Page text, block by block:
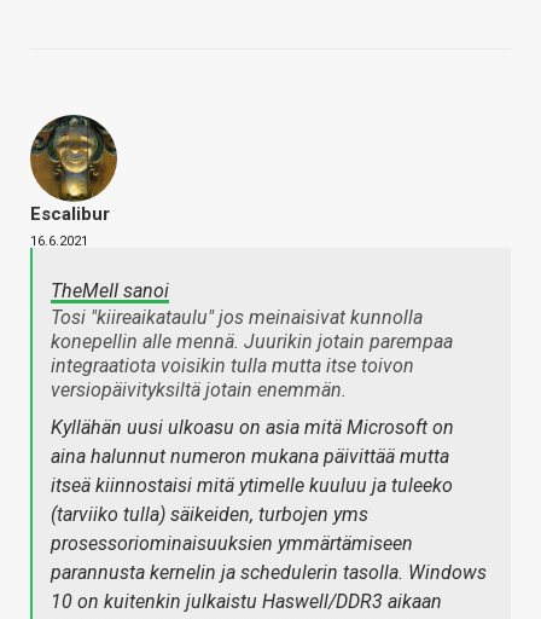
Escalibur
16.6.2021
TheMeII sanoi
Tosi "kiireaikataulu" jos meinaisivat kunnolla
konepellin alle mennä. Juurikin jotain parempaa
integraatiota voisikin tulla mutta itse toivon
versiopäivityksiltä jotain enemmän.
Kyllähän uusi ulkoasu on asia mitä Microsoft on
aina halunnut numeron mukana päivittää mutta
itseä kiinnostaisi mitä ytimelle kuuluu ja tuleeko
(tarviiko tulla) säikeiden, turbojen yms
prosessoriominaisuuksien ymmärtämiseen
parannusta kernelin ja schedulerin tasolla. Windows
10 on kuitenkin julkaistu Haswell/DDR3 aikaan